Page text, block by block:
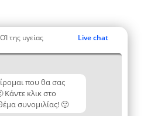
της υγείας Live chat
που θα σας
κλικ στο
συνομιλίας! 🙂